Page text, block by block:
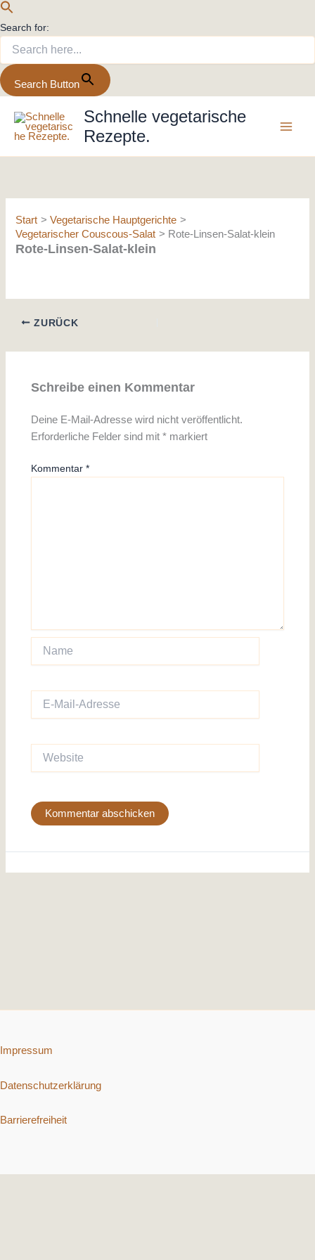
Search for:
Search Button
Inhalt
springen
Schnelle vegetarische
Rezepte.
Start
Vegetarische Hauptgerichte
Vegetarischer Couscous-Salat
Rote-Linsen-Salat-klein
Rote-Linsen-Salat-klein
ZURÜCK
Schreibe einen Kommentar
Deine E-Mail-Adresse wird nicht veröffentlicht.
Erforderliche Felder sind mit* markiert
Kommentar*
Name
Mail-
Impressum
Datenschutzerklärung
Barrierefreiheit